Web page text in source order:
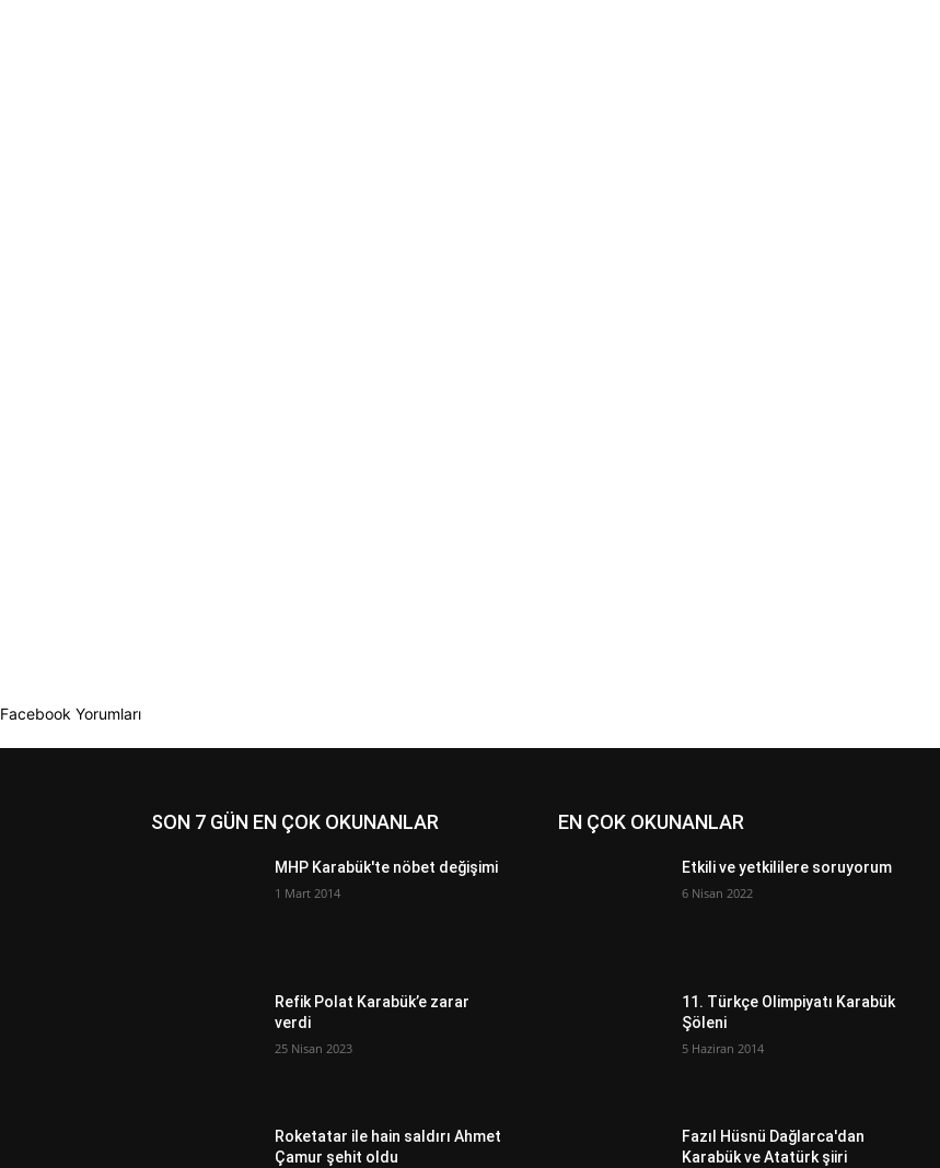
Facebook Yorumları
SON 7 GÜN EN ÇOK OKUNANLAR
MHP Karabük'te nöbet değişimi
1 Mart 2014
Refik Polat Karabük’e zarar
verdi
25 Nisan 2023
Roketatar ile hain saldırı Ahmet
Çamur şehit oldu
EN ÇOK OKUNANLAR
Etkili ve yetkililere soruyorum
6 Nisan 2022
11. Türkçe Olimpiyatı Karabük
Şöleni
5 Haziran 2014
Fazıl Hüsnü Dağlarca'dan
Karabük ve Atatürk şiiri